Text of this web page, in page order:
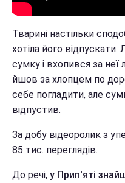
Тварині настільки
хотіла його
сумку і вхопився за неї
йшов за хлопцем по
себе погладити, але
відпустив.
За добу відеоролик з
85 тис. переглядів.
До речі, у Прип'яті